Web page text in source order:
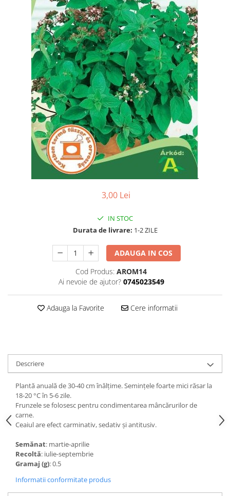
3,00 Lei
IN STOC
Durata de livrare: 1-2 ZILE
ADAUGA IN COS
Cod Produs: AROM14
Ai nevoie de ajutor? 0745023549
Adauga la Favorite Cere informatii
Descriere
Plantă anuală de 30-40 cm înălţime. Seminţele foarte mici răsar la
18-20 °C în 5-6 zile.
Frunzele se folosesc pentru condimentarea mâncărurilor de
carne.
Ceaiul are efect carminativ, sedativ şi antitusiv.
Semănat: martie-aprilie
Recoltă: iulie-septembrie
Gramaj (g): 0.5
Informatii conformitate produs